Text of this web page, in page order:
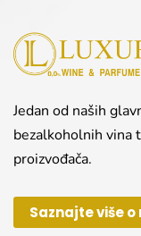
Jedan od naših
bezalkoholnih vina
proizvođača.
Saznajte više o